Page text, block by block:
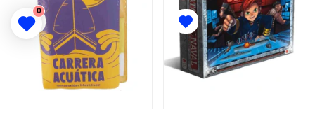
0